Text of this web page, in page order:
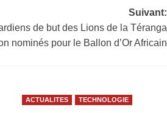
Suivant:
de but des Lions de la Téranga
nominés pour le Ballon d’Or Africain
ACTUALITES TECHNOLOGIE